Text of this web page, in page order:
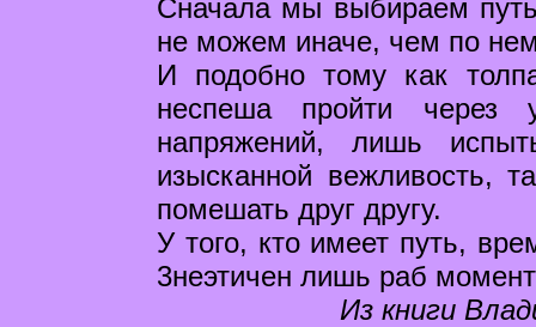
Сначала мы выбираем
не можем иначе, чем по
И подобно тому как
неспеша пройти через
напряжений, лишь
изысканной вежливость,
помешать друг другу.
У того, кто имеет путь,
3неэтичен лишь раб
Из книги